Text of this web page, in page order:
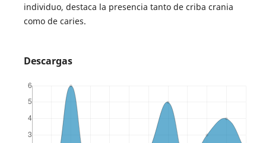
individuo, destaca la presencia tanto de criba crania
como de caries.
Descargas